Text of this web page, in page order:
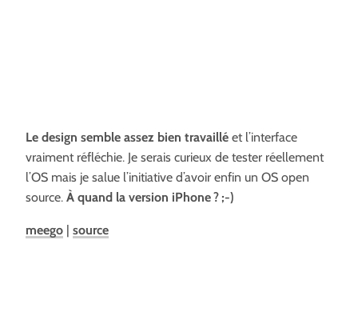
Le design semble assez bien travaillé et l’interface
vraiment réfléchie. Je serais curieux de tester réellement
l’OS mais je salue l’initiative d’avoir enfin un OS open
source. À quand la version iPhone ? ;-)
meego | source